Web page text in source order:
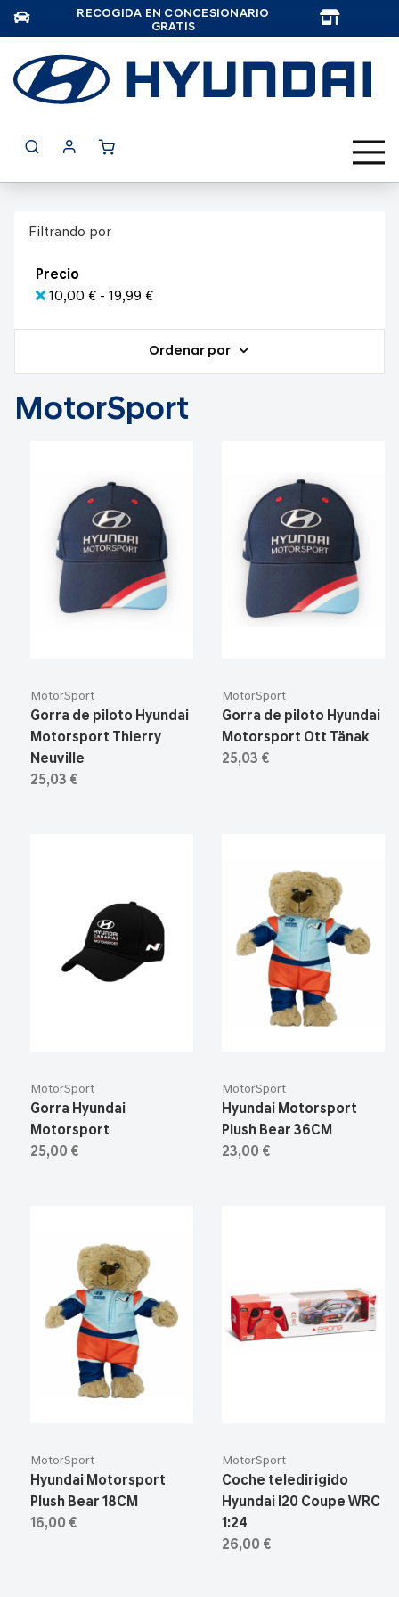
RECOGIDA EN CONCESIONARIO
GRATIS
Filtrando por
Precio
10,00 € - 19,99 €
Ordenar por
MotorSport
MotorSport
Gorra de piloto Hyundai
Motorsport Thierry
Neuville
25,03 €
MotorSport
Gorra de piloto Hyundai
Motorsport Ott Tänak
25,03 €
MotorSport
Gorra Hyundai
Motorsport
25,00 €
MotorSport
Hyundai Motorsport
Plush Bear 36CM
23,00 €
MotorSport
Hyundai Motorsport
Plush Bear 18CM
16,00 €
MotorSport
Coche teledirigido
Hyundai I20 Coupe WRC
1:24
26,00 €